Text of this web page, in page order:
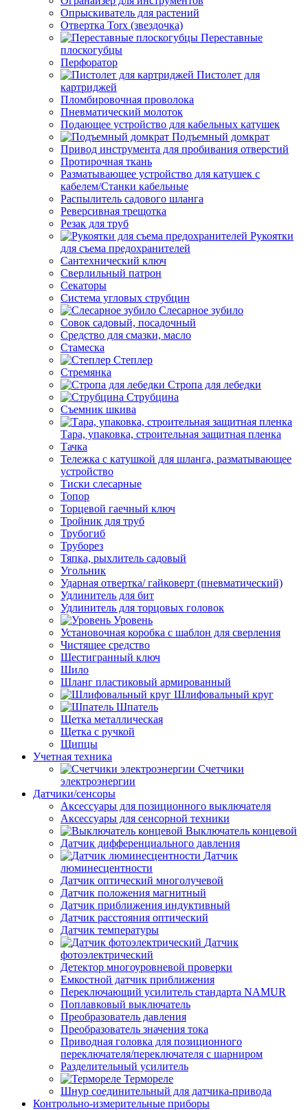
Опрыскиватель для растений
Отвертка Torx (звездочка)
Переставные
плоскогубцы
Перфоратор
Пистолет для
картриджей
Пломбировочная проволока
Пневматический молоток
Подающее устройство для кабельных катушек
Подъемный домкрат
Привод инструмента для пробивания отверстий
Протирочная ткань
Разматывающее устройство для катушек с
кабелем/Станки кабельные
Распылитель садового шланга
Реверсивная трещотка
Резак для труб
Рукоятки
для съема предохранителей
Сантехнический ключ
Сверлильный патрон
Секаторы
Система угловых струбцин
Слесарное зубило
Совок садовый, посадочный
Средство для смазки, масло
Стамеска
Степлер
Стремянка
Стропа для лебедки
Струбцина
Съемник шкива
Тара, упаковка, строительная защитная пленка
Тачка
Тележка с катушкой для шланга, разматывающее
устройство
Тиски слесарные
Топор
Торцевой гаечный ключ
Тройник для труб
Трубогиб
Труборез
Тяпка, рыхлитель садовый
Угольник
Ударная отвертка/ гайковерт (пневматический)
Удлинитель для бит
Удлинитель для торцовых головок
Уровень
Установочная коробка с шаблон для сверления
Чистящее средство
Шестигранный ключ
Шило
Шланг пластиковый армированный
Шлифовальный круг
Шпатель
Щетка металлическая
Щетка с ручкой
Щипцы
Учетная техника
Счетчики
электроэнергии
Датчики/сенсоры
Аксессуары для позиционного выключателя
Аксессуары для сенсорной техники
Выключатель концевой
Датчик дифференциального давления
Датчик
люминесцентности
Датчик оптический многолучевой
Датчик положения магнитный
Датчик приближения индуктивный
Датчик расстояния оптический
Датчик температуры
Датчик
фотоэлектрический
Детектор многоуровневой проверки
Емкостной датчик приближения
Переключающий усилитель стандарта NAMUR
Поплавковый выключатель
Преобразователь давления
Преобразователь значения тока
Приводная головка для позиционного
переключателя/переключателя с шарниром
Разделительный усилитель
Термореле
Шнур соединительный для датчика-привода
Контрольно-измерительные приборы